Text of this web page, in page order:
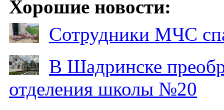
Хорошие новости:
Сотрудники МЧС
В Шадринске
отделения школы №20